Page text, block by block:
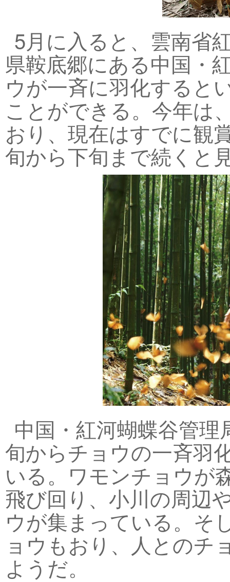
5月に入ると、雲南省
県鞍底郷にある中国・
ウが一斉に羽化すると
ことができる。今年は
おり、現在はすでに観
旬から下旬まで続くと
中国・紅河蝴蝶谷管
旬からチョウの一斉羽
いる。ワモンチョウが
飛び回り、小川の周辺
ウが集まっている。そ
ョウもおり、人とのチ
ようだ。